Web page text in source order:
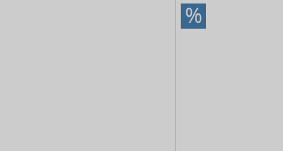
%